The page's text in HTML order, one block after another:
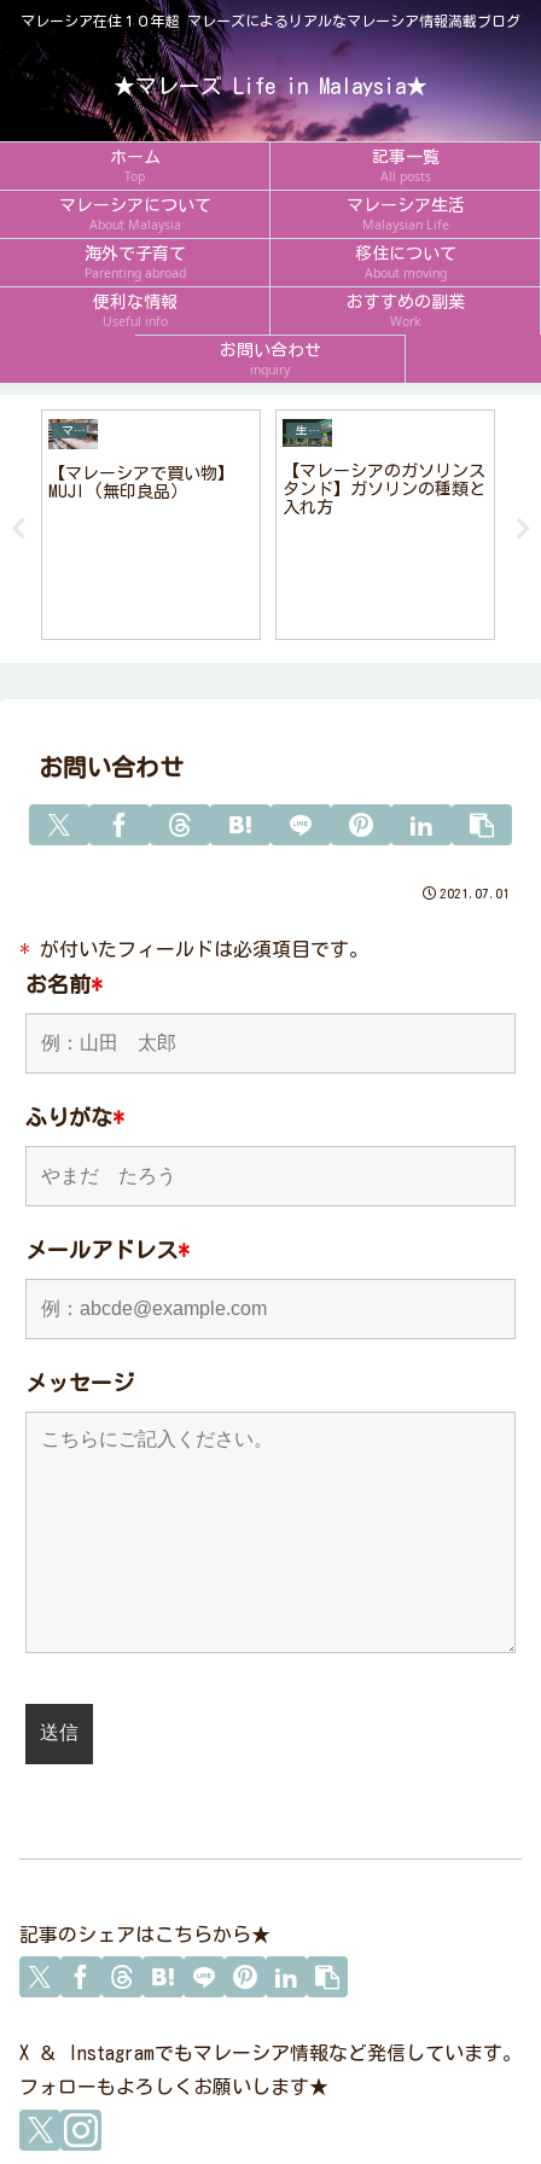
マレーシア在住１０年超 マレーズによるリアルなマレーシア情報満載ブログ
★マレーズ Life in Malaysia★
ホーム
Top
記事一覧
All posts
マレーシアについて
About Malaysia
マレーシア生活
Malaysian Life
海外で子育て
Parenting abroad
移住について
About moving
便利な情報
Useful info
おすすめの副業
Work
お問い合わせ
inquiry
マレーシアについて
【マレーシアで買い物】
MUJI (無印良品）
生活の基礎知識
【マレーシアのガソリンス
タンド】ガソリンの種類と
入れ方
お問い合わせ
2021.07.01
* が付いたフィールドは必須項目です。
お名前*
ふりがな*
メールアドレス*
メッセージ
記事のシェアはこちらから★
X ＆ Instagramでもマレーシア情報など発信しています。
フォローもよろしくお願いします★